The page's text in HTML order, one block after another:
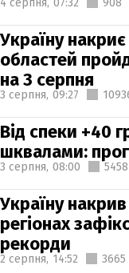
Україну
областей
на 3 серпня
3 серпня, 09:27
Від спеки +40
шквалами:
3 серпня, 08:00 5458
Україну
регіонах
рекорди
2 серпня, 14:52 3665